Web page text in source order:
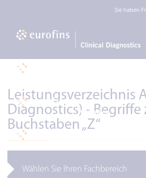
Sie haben
Leistungsverzeichnis
Diagnostics) - Begriffe
Buchstaben„Z“
Wählen Sie Ihren Fachbereich